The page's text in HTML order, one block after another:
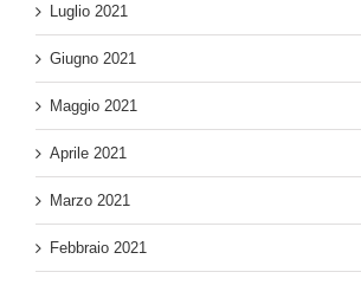
Luglio 2021
Giugno 2021
Maggio 2021
Aprile 2021
Marzo 2021
Febbraio 2021